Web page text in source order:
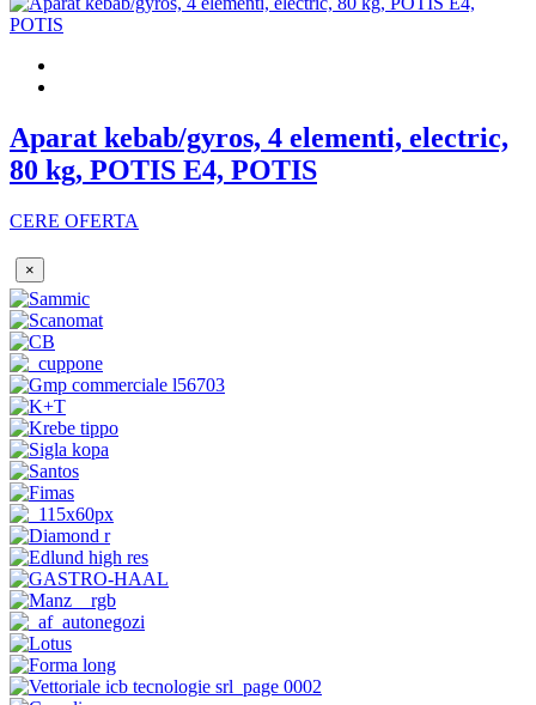
Aparat kebab/gyros, 4 elementi, electric,
80 kg, POTIS E4, POTIS
CERE OFERTA
×